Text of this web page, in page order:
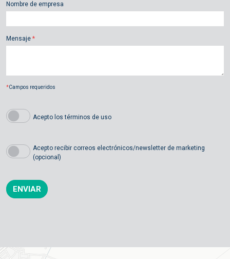
Nombre de empresa
Mensaje *
*Campos requeridos
Acepto los términos de uso
Acepto recibir correos electrónicos/newsletter de marketing
(opcional)
ENVIAR